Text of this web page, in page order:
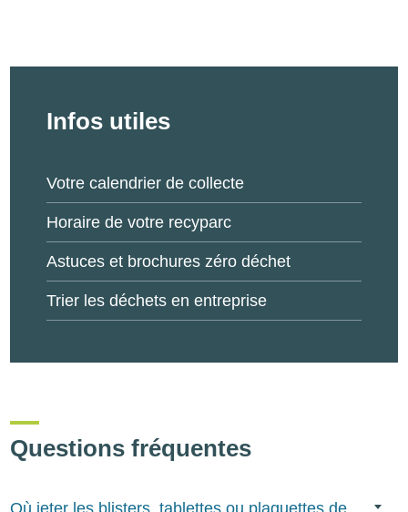
Infos utiles
Votre calendrier de collecte
Horaire de votre recyparc
Astuces et brochures zéro déchet
Trier les déchets en entreprise
Questions fréquentes
Où jeter les blisters, tablettes ou plaquettes de